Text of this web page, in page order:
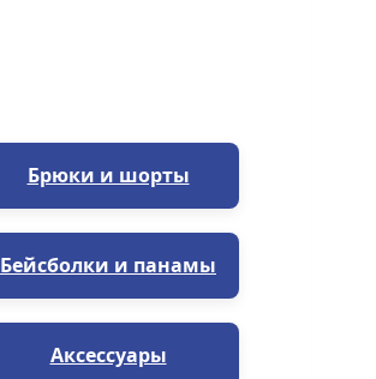
Брюки и шорты
Бейсболки и панамы
Аксессуары